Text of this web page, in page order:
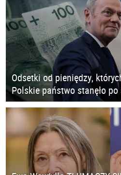
Odsetki od pieniędzy,
Polskie państwo stanęło